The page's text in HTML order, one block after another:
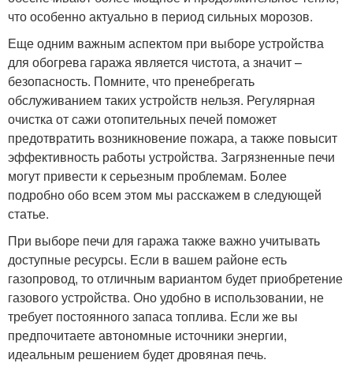
что особенно актуально в период сильных морозов.
Еще одним важным аспектом при выборе устройства
для обогрева гаража является чистота, а значит –
безопасность. Помните, что пренебрегать
обслуживанием таких устройств нельзя. Регулярная
очистка от сажи отопительных печей поможет
предотвратить возникновение пожара, а также повысит
эффективность работы устройства. Загрязненные печи
могут привести к серьезным проблемам. Более
подробно обо всем этом мы расскажем в следующей
статье.
При выборе печи для гаража также важно учитывать
доступные ресурсы. Если в вашем районе есть
газопровод, то отличным вариантом будет приобретение
газового устройства. Оно удобно в использовании, не
требует постоянного запаса топлива. Если же вы
предпочитаете автономные источники энергии,
идеальным решением будет дровяная печь.